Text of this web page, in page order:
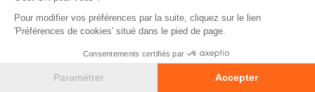
Installation sanitaire Pose et raccordement des
Évolution vers des modes de